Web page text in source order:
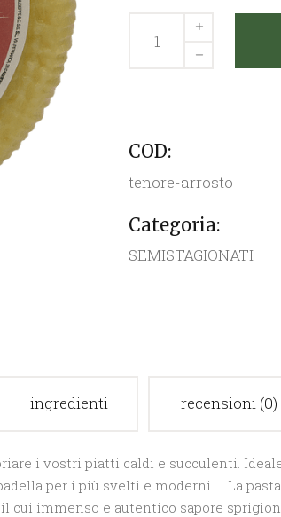
COD:
tenore-arrosto
Categoria:
SEMISTAGIONATI
ingredienti recensioni (0)
i vostri piatti caldi e succulenti.
per i più svelti e moderni….. La
cui immenso e autentico sapore